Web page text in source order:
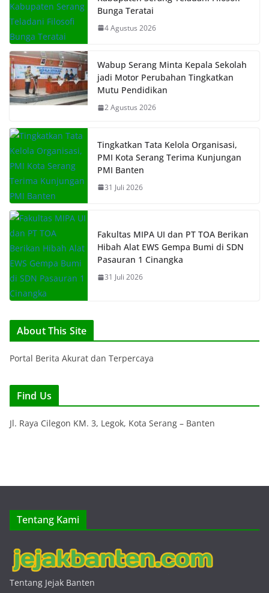
Bunga Teratai
4 Agustus 2026
Wabup Serang Minta Kepala Sekolah
jadi Motor Perubahan Tingkatkan
Mutu Pendidikan
2 Agustus 2026
Tingkatkan Tata Kelola Organisasi,
PMI Kota Serang Terima Kunjungan
PMI Banten
31 Juli 2026
Fakultas MIPA UI dan PT TOA Berikan
Hibah Alat EWS Gempa Bumi di SDN
Pasauran 1 Cinangka
31 Juli 2026
About This Site
Portal Berita Akurat dan Terpercaya
Find Us
Jl. Raya Cilegon KM. 3, Legok, Kota Serang – Banten
Tentang Kami
Tentang Jejak Banten